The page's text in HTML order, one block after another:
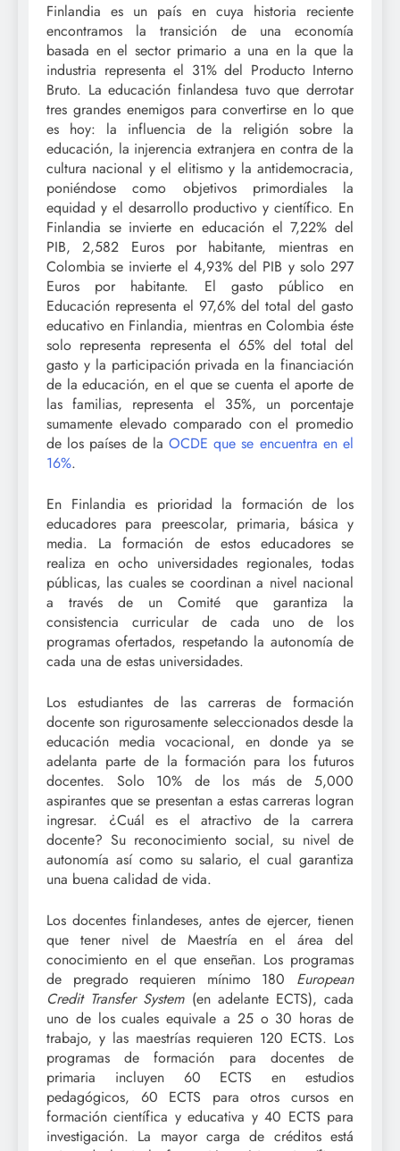
Finlandia es un país en cuya historia reciente
encontramos la transición de una economía
basada en el sector primario a una en la que la
industria representa el 31% del Producto Interno
Bruto. La educación finlandesa tuvo que derrotar
tres grandes enemigos para convertirse en lo que
es hoy: la influencia de la religión sobre la
educación, la injerencia extranjera en contra de la
cultura nacional y el elitismo y la antidemocracia,
poniéndose como objetivos primordiales la
equidad y el desarrollo productivo y científico. En
Finlandia se invierte en educación el 7,22% del
PIB, 2,582 Euros por habitante, mientras en
Colombia se invierte el 4,93% del PIB y solo 297
Euros por habitante. El gasto público en
Educación representa el 97,6% del total del gasto
educativo en Finlandia, mientras en Colombia éste
solo representa representa el 65% del total del
gasto y la participación privada en la financiación
de la educación, en el que se cuenta el aporte de
las familias, representa el 35%, un porcentaje
sumamente elevado comparado con el promedio
de los países de la OCDE que se encuentra en el
16%.
En Finlandia es prioridad la formación de los
educadores para preescolar, primaria, básica y
media. La formación de estos educadores se
realiza en ocho universidades regionales, todas
públicas, las cuales se coordinan a nivel nacional
a través de un Comité que garantiza la
consistencia curricular de cada uno de los
programas ofertados, respetando la autonomía de
cada una de estas universidades.
Los estudiantes de las carreras de formación
docente son rigurosamente seleccionados desde la
educación media vocacional, en donde ya se
adelanta parte de la formación para los futuros
docentes. Solo 10% de los más de 5,000
aspirantes que se presentan a estas carreras logran
ingresar. ¿Cuál es el atractivo de la carrera
docente? Su reconocimiento social, su nivel de
autonomía así como su salario, el cual garantiza
una buena calidad de vida.
Los docentes finlandeses, antes de ejercer, tienen
que tener nivel de Maestría en el área del
conocimiento en el que enseñan. Los programas
de pregrado requieren mínimo 180 European
Credit Transfer System(en adelante ECTS), cada
uno de los cuales equivale a 25 o 30 horas de
trabajo, y las maestrías requieren 120 ECTS. Los
programas de formación para docentes de
primaria incluyen 60 ECTS en estudios
pedagógicos, 60 ECTS para otros cursos en
formación científica y educativa y 40 ECTS para
investigación. La mayor carga de créditos está